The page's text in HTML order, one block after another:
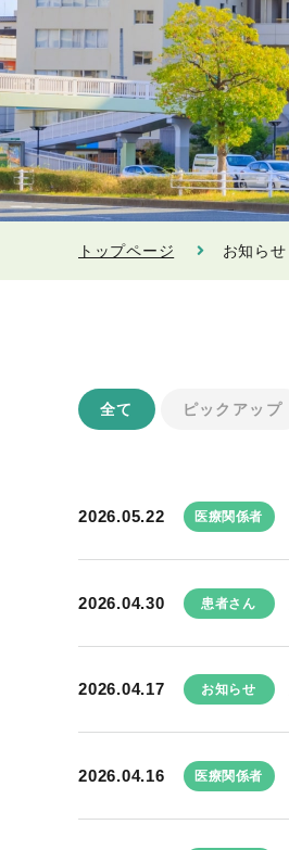
トップページ お知らせ
全て ピックアップ
2026.05.22 医療関係者
2026.04.30 患者さん
2026.04.17 お知らせ
2026.04.16 医療関係者